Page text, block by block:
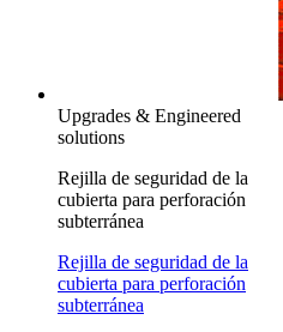
Upgrades & Engineered
solutions
Rejilla de seguridad de la
cubierta para perforación
subterránea
Rejilla de seguridad de la
cubierta para perforación
subterránea